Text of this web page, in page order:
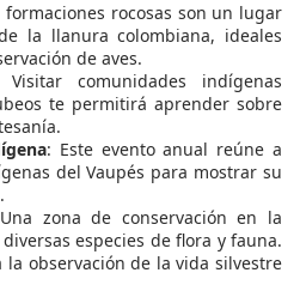
formaciones rocosas son un lugar
la llanura colombiana, ideales
de aves.
Visitar comunidades indígenas
te permitirá aprender sobre
: Este evento anual reúne a
del Vaupés para mostrar su
zona de conservación en la
especies de flora y fauna.
observación de la vida silvestre